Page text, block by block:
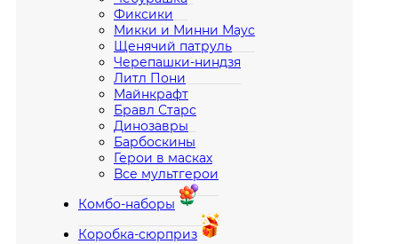
Фиксики
Микки и Минни Маус
Щенячий патруль
Черепашки-ниндзя
Литл Пони
Майнкрафт
Бравл Старс
Динозавры
Барбоскины
Герои в масках
Все мультгерои
Комбо-наборы
Коробка-сюрприз